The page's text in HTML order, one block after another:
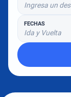
Ingresa un
FECHAS
Ida y Vuelta